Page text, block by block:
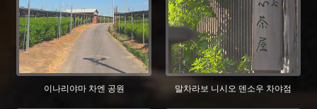
이나리야마 차엔 공원 말차라보 니시오 덴소우 차야점